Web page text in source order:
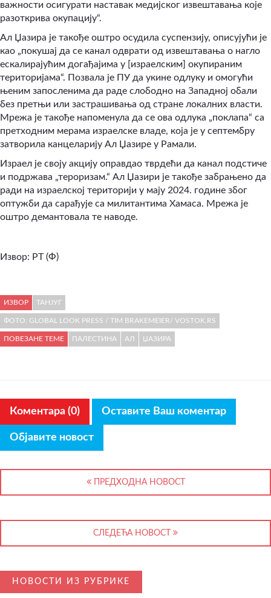
важности осигурати наставак медијског извештавања које
разоткрива окупацију“.
Ал Џазира је такође оштро осудила суспензију, описујући је
као „покушај да се канал одврати од извештавања о нагло
ескалирајућим догађајима у [израелским] окупираним
територијама“. Позвала је ПУ да укине одлуку и омогући
њеним запосленима да раде слободно на Западној обали
без претњи или застрашивања од стране локалних власти.
Мрежа је такође напоменула да се ова одлука „поклапа“ са
претходним мерама израелске владе, која је у септембру
затворила канцеларију Ал Џазире у Рамали.
Израел је своју акцију оправдао тврдећи да канал подстиче
и подржава „тероризам.“ Ал Џазири је такође забрањено да
ради на израелској територији у мају 2024. године због
оптужби да сарађује са милитантима Хамаса. Мрежа је
оштро демантовала те наводе.
Извор: РТ (Ф)
ИЗВОР ТАНЈУГ
ФОТО: GLOBAL LOOK PRESS / TIM BRAKEMEIER/ VOSTOK.RS
ПОВЕЗАНЕ ТЕМЕ ПАЛЕСТИНА АЛ ЏАЗИРА
Коментара (0) Оставите Ваш коментар
Објавите новост
ПРЕДХОДНА НОВОСТ
СЛЕДЕЋА НОВОСТ
НОВОСТИ ИЗ РУБРИКЕ